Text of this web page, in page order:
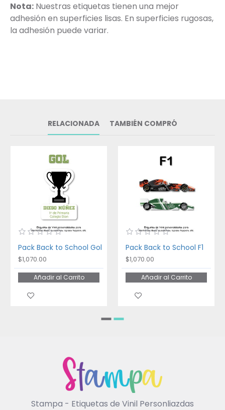
Nota: Nuestras etiquetas tienen una mejor
adhesión en superficies lisas. En superficies rugosas,
la adhesión puede variar.
RELACIONADA TAMBIÉN COMPRÓ
Pack Back to School Gol
$1,070.00
Añadir al Carrito
Pack Back to School F1
$1,070.00
Añadir al Carrito
Stampa - Etiquetas de Vinil Personliazdas